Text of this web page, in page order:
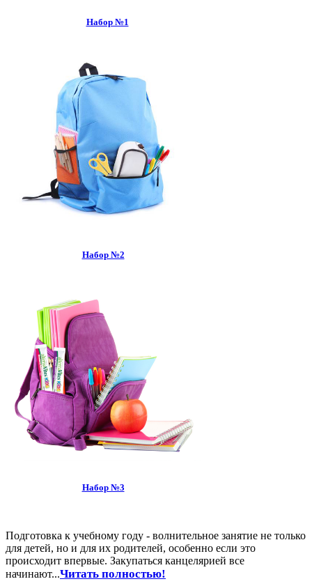
Набор №1
Набор №2
Набор №3
Подготовка к учебному году - волнительное занятие не только
для детей, но и для их родителей, особенно если это
происходит впервые. Закупаться канцелярией все
начинают...Читать полностью!